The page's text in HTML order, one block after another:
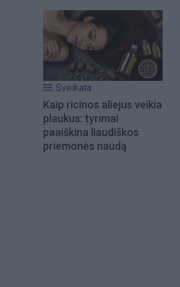
Sveikata
Kaip ricinos aliejus veikia
plaukus: tyrimai
paaiškina liaudiškos
priemonės naudą